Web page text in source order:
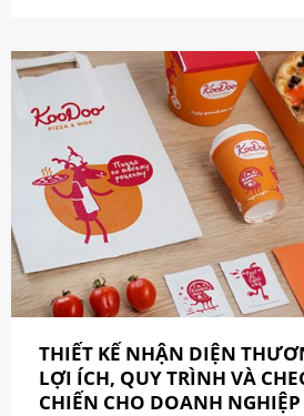
THIẾT KẾ NHẬN DIỆN
LỢI ÍCH, QUY TRÌNH VÀ
CHIẾN CHO DOANH NGHIỆP